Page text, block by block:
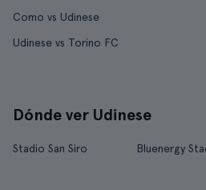
Como vs Udinese
Udinese vs Torino FC
Dónde ver Udinese
Stadio San Siro Bluenergy